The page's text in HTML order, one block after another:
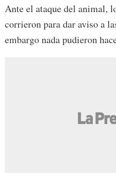
Ante el ataque del animal,
corrieron para dar aviso a
embargo nada pudieron